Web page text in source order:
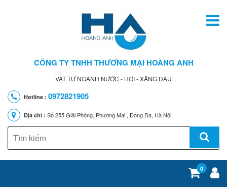
CÔNG TY TNHH THƯƠNG MẠI HOÀNG ANH
VẬT TƯ NGÀNH NƯỚC - HƠI - XĂNG DẦU
Hotline : 0972821905
Địa chỉ : Số 255 Giải Phóng, Phương Mai , Đống Đa, Hà Nội
0